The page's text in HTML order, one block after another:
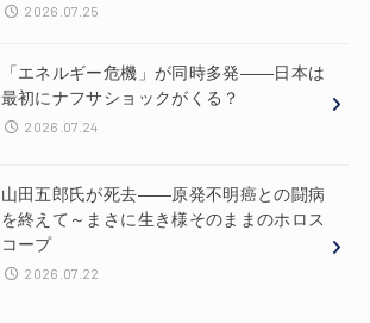
2026.07.25
「エネルギー危機」が同時多発——日本は
最初にナフサショックがくる？
2026.07.24
山田五郎氏が死去——原発不明癌との闘病
を終えて～まさに生き様そのままのホロス
コープ
2026.07.22